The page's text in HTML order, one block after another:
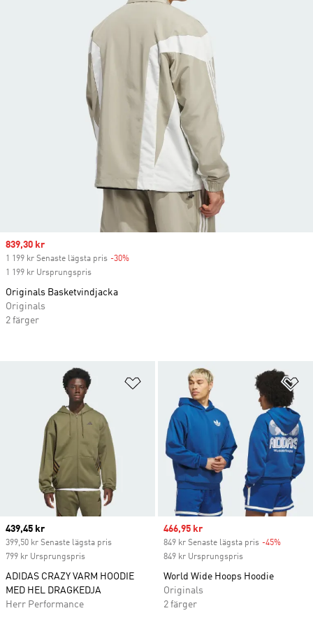
Lägg till på önskelistan
Current price
439,45 kr
399,50 kr Senaste lägsta pris
799 kr Ursprungspris
ADIDAS CRAZY VARM HOODIE
MED HEL DRAGKEDJA
Herr Performance
Sale price
466,95 kr
849 kr Senaste lägsta pris -45%
849 kr Ursprungspris
World Wide Hoops Hoodie
Originals
2 färger
Sale price
839,30 kr
1 199 kr Senaste lägsta pris -30%
1 199 kr Ursprungspris
Originals Basketvindjacka
Originals
2 färger